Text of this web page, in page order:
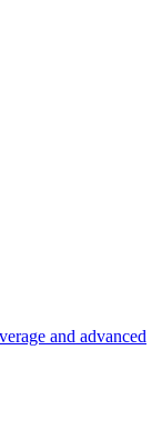
and advanced